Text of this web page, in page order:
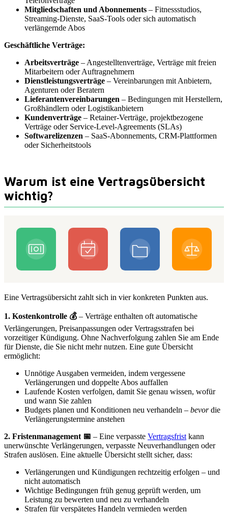
Mitgliedschaften und Abonnements – Fitnessstudios,
Streaming-Dienste, SaaS-Tools oder sich automatisch
verlängernde Abos
Geschäftliche Verträge:
Arbeitsverträge – Angestelltenverträge, Verträge mit freien
Mitarbeitern oder Auftragnehmern
Dienstleistungsverträge – Vereinbarungen mit Anbietern,
Agenturen oder Beratern
Lieferantenvereinbarungen – Bedingungen mit Herstellern,
Großhändlern oder Logistikanbietern
Kundenverträge – Retainer-Verträge, projektbezogene
Verträge oder Service-Level-Agreements (SLAs)
Softwarelizenzen – SaaS-Abonnements, CRM-Plattformen
oder Sicherheitstools
Warum ist eine Vertragsübersicht
wichtig?
Eine Vertragsübersicht zahlt sich in vier konkreten Punkten aus.
1. Kostenkontrolle 💰 – Verträge enthalten oft automatische
Verlängerungen, Preisanpassungen oder Vertragsstrafen bei
vorzeitiger Kündigung. Ohne Nachverfolgung zahlen Sie am Ende
für Dienste, die Sie nicht mehr nutzen. Eine gute Übersicht
ermöglicht:
Unnötige Ausgaben vermeiden, indem vergessene
Verlängerungen und doppelte Abos auffallen
Laufende Kosten verfolgen, damit Sie genau wissen, wofür
und wann Sie zahlen
Budgets planen und Konditionen neu verhandeln – bevordie
Verlängerungstermine anstehen
2. Fristenmanagement 📅 – Eine verpasste Vertragsfrist kann
unerwünschte Verlängerungen, verpasste Neuverhandlungen oder
Strafen auslösen. Eine aktuelle Übersicht stellt sicher, dass:
Verlängerungen und Kündigungen rechtzeitig erfolgen – und
nicht automatisch
Wichtige Bedingungen früh genug geprüft werden, um
Leistung zu bewerten und neu zu verhandeln
Strafen für verspätetes Handeln vermieden werden